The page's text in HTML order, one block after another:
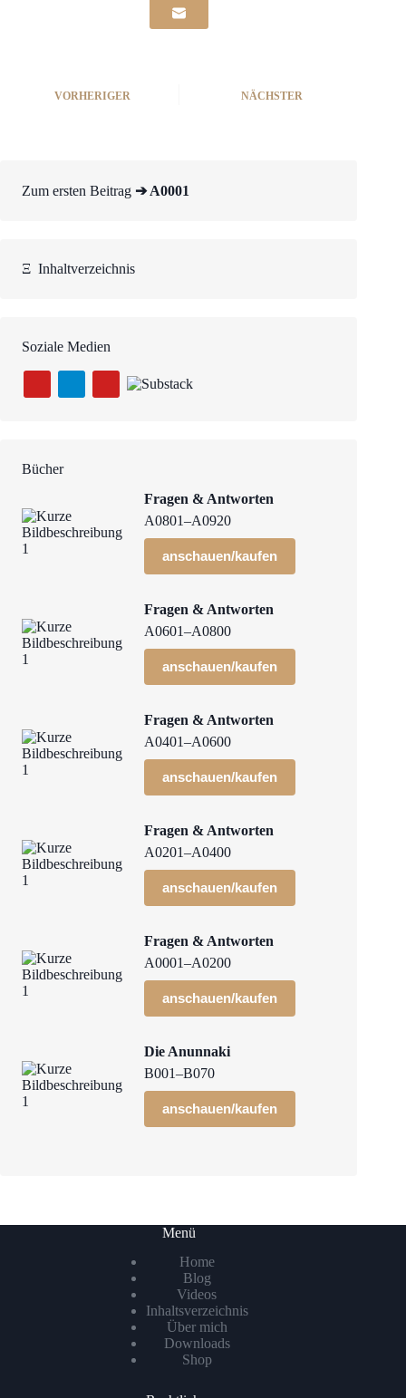
VORHERIGER NÄCHSTER
Zum ersten Beitrag ➔ A0001
Ξ Inhaltverzeichnis
Soziale Medien
Bücher
Fragen & Antworten
A0801–A0920
anschauen/kaufen
Fragen & Antworten
A0601–A0800
anschauen/kaufen
Fragen & Antworten
A0401–A0600
anschauen/kaufen
Fragen & Antworten
A0201–A0400
anschauen/kaufen
Fragen & Antworten
A0001–A0200
anschauen/kaufen
Die Anunnaki
B001–B070
anschauen/kaufen
Menü
Home
Blog
Videos
Inhaltsverzeichnis
Über mich
Downloads
Shop